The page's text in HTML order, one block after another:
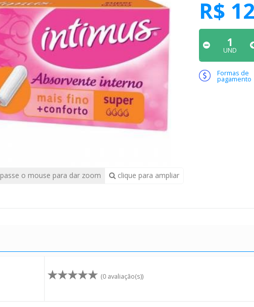
passe o mouse para dar zoom clique para ampliar
R$
UND
Formas de
pagamento
(0 avaliação(s))